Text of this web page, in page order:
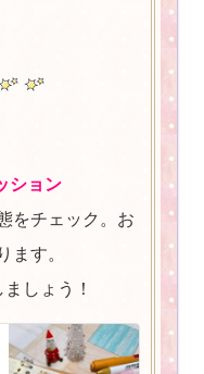
ション
をチェック。お
す。
しょう！